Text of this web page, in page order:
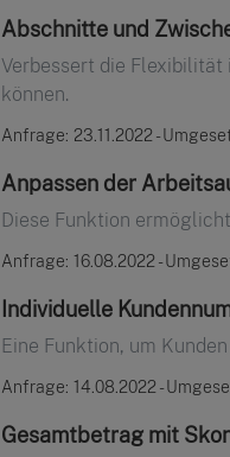
Abschnitte und
Verbessert die
können.
Anfrage: 23.11.2022 -
Anpassen der
Diese Funktion
Anfrage: 16.08.2022 -
Individuelle
Eine Funktion, um
Anfrage: 14.08.2022 -
Gesamtbetrag mit